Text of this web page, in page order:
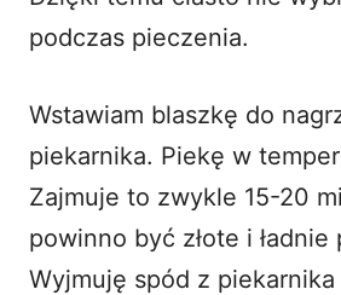
podczas pieczenia.
Wstawiam blaszkę do
piekarnika. Piekę w
Zajmuje to zwykle 15-20
powinno być złote i ładnie
Wyjmuję spód z